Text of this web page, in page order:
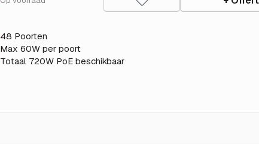
48 Poorten
Max 60W per poort
Totaal 720W PoE beschikbaar